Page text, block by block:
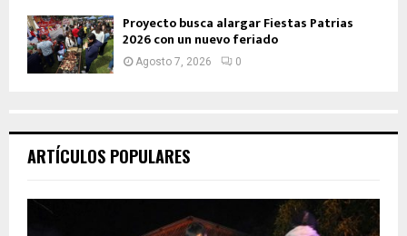
Proyecto busca alargar Fiestas Patrias
2026 con un nuevo feriado
Agosto 7, 2026 0
ARTÍCULOS POPULARES